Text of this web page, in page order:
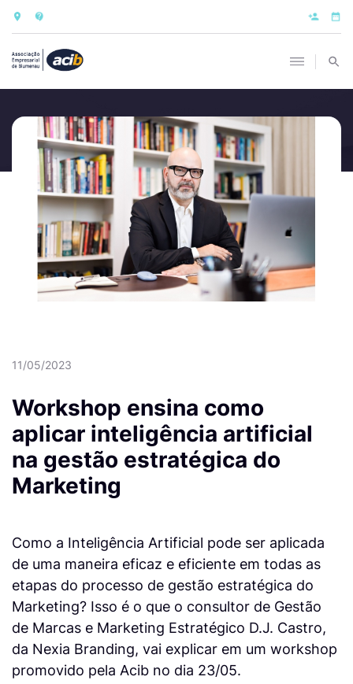
11/05/2023
Workshop ensina como
aplicar inteligência artificial
na gestão estratégica do
Marketing
Como a Inteligência Artificial pode ser aplicada
de uma maneira eficaz e eficiente em todas as
etapas do processo de gestão estratégica do
Marketing? Isso é o que o consultor de Gestão
de Marcas e Marketing Estratégico D.J. Castro,
da Nexia Branding, vai explicar em um workshop
promovido pela Acib no dia 23/05.